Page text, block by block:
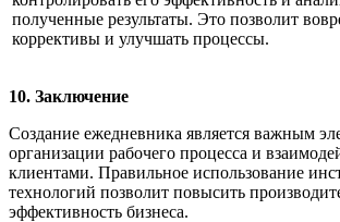
полученные результаты. Это позволит
коррективы и улучшать процессы.
10. Заключение
Создание ежедневника является важным
организации рабочего процесса и
клиентами. Правильное использование
технологий позволит повысить
эффективность бизнеса.